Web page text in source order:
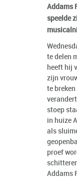
Addams
speelde
te delen
heeft hij
zijn
te
stoep
in huize
als
proef
Addams